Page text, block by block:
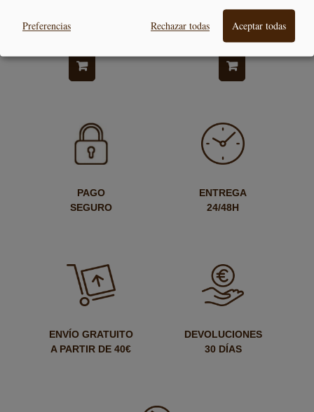
5,20 € 8,20 €
PAGO
SEGURO
ENTREGA
24/48H
ENVÍO GRATUITO
A PARTIR DE 40€
DEVOLUCIONES
30 DÍAS
Preferencias Rechazar todas Aceptar todas